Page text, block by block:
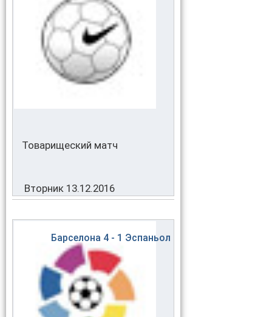
Товарищеский матч
Вторник 13.12.2016
Барселона 4 - 1 Эспаньол